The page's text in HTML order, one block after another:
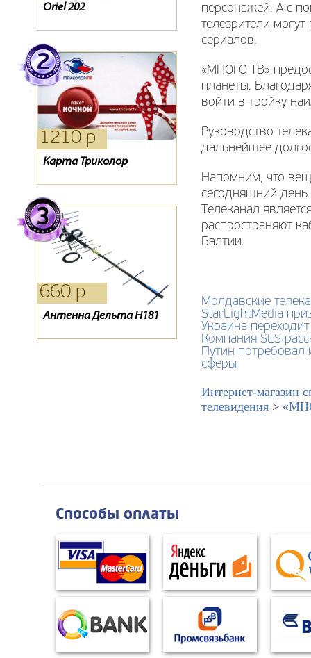
Oriel 202
Ресивер Lans dtr-100
Кронштейн ТВ SP 500
1210 р
Карта Триколор
1090 р
Кронштейн SP 400
760 р
Кронштейн Holder 2005
660 р
Антенна Дельта Н181
1090 р
Тарелка Супрал 0.8
830 р
Конвертер спутниковый
персонажей. А с
телезрители
сериалов.
«МНОГО ТВ»
планеты.
войти в тройку
Руководство
дальнейшее
Напомним, что
сегодняшний день
Телеканал
распространяют
Балтии.
Молдавские
StarLightMedia
Украина
Компания SES
Путин потребовал
сферы
Интернет-магазин
телевидения >
Способы оплаты